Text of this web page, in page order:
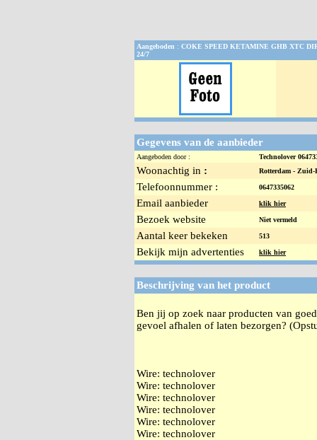
Aangeboden : COKE SPEED KETAMINE GHB XTC
24/7
Gegevens van de aanbieder
Aangeboden door : Technolover
Woonachtig in : Rotterdam - Zuid-
Telefoonnummer : 0647335062
Email aanbieder klik hier
Bezoek website Niet vermeld
Aantal keer bekeken 513
Bekijk mijn advertenties klik hier
Beschrijving van het product
Ben jij op zoek naar producten van
gevoel afhalen of laten bezorgen?
Wire: technolover
Wire: technolover
Wire: technolover
Wire: technolover
Wire: technolover
Wire: technolover